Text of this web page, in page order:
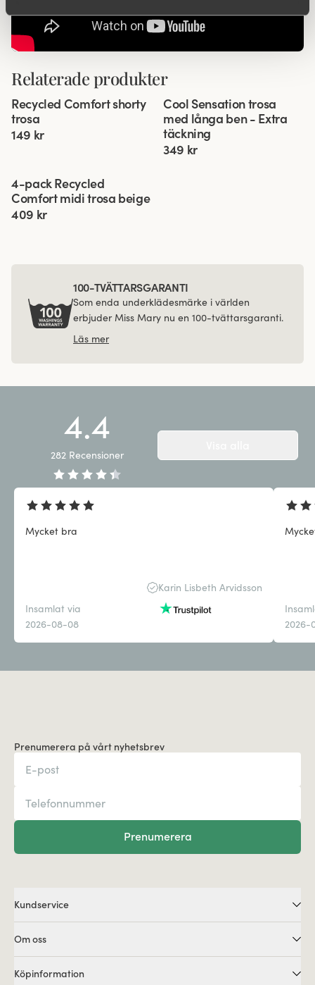
Relaterade produkter
4 för 3
Recycled Comfort shorty
trosa
149 kr
4 för 3 Extra täckning
Cool Sensation trosa
med långa ben - Extra
täckning
349 kr
4-pack Recycled
Comfort midi trosa beige
409 kr
100-TVÄTTARSGARANTI
Som enda underklädesmärke i världen
erbjuder Miss Mary nu en 100-tvättarsgaranti.
Läs mer
4.4
282 Recensioner
Mycket bra
Karin Lisbeth Arvidsson
Insamlat via
2026-08-08
2026-
Prenumerera på vårt nyhetsbrev
Prenumerera
Kundservice
Om oss
Köpinformation